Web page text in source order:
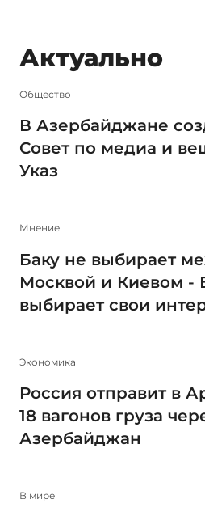
Актуально
Общество
В Азербайджане
Совет по медиа и
Указ
Мнение
Баку не выбирает
Москвой и Киевом -
выбирает свои
Экономика
Россия отправит в
18 вагонов груза
Азербайджан
В мире